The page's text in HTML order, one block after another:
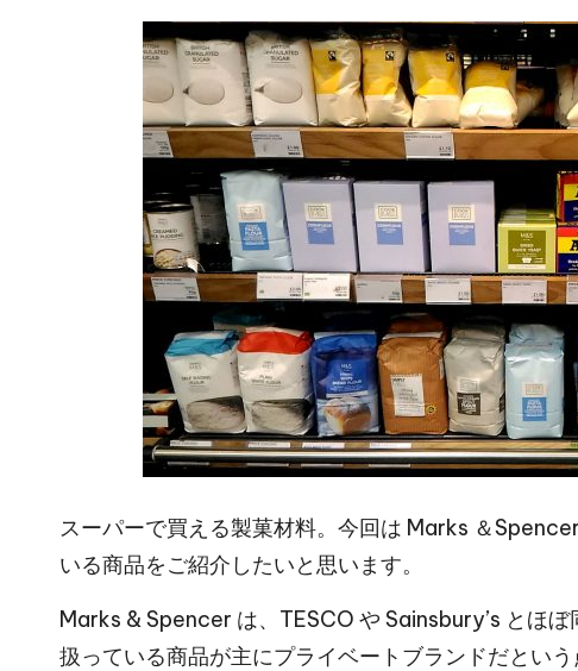
スーパーで買える製菓材料。今回は Marks ＆
いる商品をご紹介したいと思います。
Marks & Spencer は、TESCO や Sainsbury’s とほ
扱っている商品が主にプライベートブランドだとい